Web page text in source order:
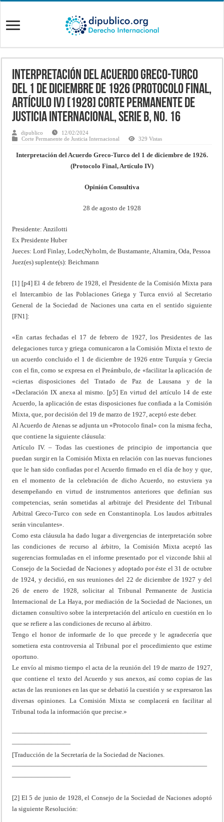
Interpretación del Acuerdo Greco-Turco
del 1 de diciembre de 1926 (Protocolo Final,
Artículo IV) [1928] Corte Permanente de
Justicia Internacional, Serie B, No. 16
dipublico
12/02/2024
Corte Permanente de Justicia Internacional
329 Vistas
Interpretación del Acuerdo Greco-Turco del 1 de diciembre de 1926.
(Protocolo Final, Artículo IV)
Opinión Consultiva
28 de agosto de 1928
Presidente: Anzilotti
Ex Presidente Huber
Jueces: Lord Finlay, Loder,Nyholm, de Bustamante, Altamira, Oda, Pessoa
Juez(es) suplente(s): Beichmann
[1] [p4] El 4 de febrero de 1928, el Presidente de la Comisión Mixta para
el Intercambio de las Poblaciones Griega y Turca envió al Secretario
General de la Sociedad de Naciones una carta en el sentido siguiente
[FN1]:
«En cartas fechadas el 17 de febrero de 1927, los Presidentes de las
delegaciones turca y griega comunicaron a la Comisión Mixta el texto de
un acuerdo concluido el 1 de diciembre de 1926 entre Turquía y Grecia
con el fin, como se expresa en el Preámbulo, de «facilitar la aplicación de
«ciertas disposiciones del Tratado de Paz de Lausana y de la
«Declaración IX anexa al mismo. [p5] En virtud del artículo 14 de este
Acuerdo, la aplicación de estas disposiciones fue confiada a la Comisión
Mixta, que, por decisión del 19 de marzo de 1927, aceptó este deber.
Al Acuerdo de Atenas se adjunta un «Protocolo final» con la misma fecha,
que contiene la siguiente cláusula:
Artículo IV. – Todas las cuestiones de principio de importancia que
puedan surgir en la Comisión Mixta en relación con las nuevas funciones
que le han sido confiadas por el Acuerdo firmado en el día de hoy y que,
en el momento de la celebración de dicho Acuerdo, no estuviera ya
desempeñando en virtud de instrumentos anteriores que definían sus
competencias, serán sometidas al arbitraje del Presidente del Tribunal
Arbitral Greco-Turco con sede en Constantinopla. Los laudos arbitrales
serán vinculantes».
Como esta cláusula ha dado lugar a divergencias de interpretación sobre
las condiciones de recurso al árbitro, la Comisión Mixta aceptó las
sugerencias formuladas en el informe presentado por el vizconde Ishii al
Consejo de la Sociedad de Naciones y adoptado por éste el 31 de octubre
de 1924, y decidió, en sus reuniones del 22 de diciembre de 1927 y del
26 de enero de 1928, solicitar al Tribunal Permanente de Justicia
Internacional de La Haya, por mediación de la Sociedad de Naciones, un
dictamen consultivo sobre la interpretación del artículo en cuestión en lo
que se refiere a las condiciones de recurso al árbitro.
Tengo el honor de informarle de lo que precede y le agradecería que
sometiera esta controversia al Tribunal por el procedimiento que estime
oportuno.
Le envío al mismo tiempo el acta de la reunión del 19 de marzo de 1927,
que contiene el texto del Acuerdo y sus anexos, así como copias de las
actas de las reuniones en las que se debatió la cuestión y se expresaron las
diversas opiniones. La Comisión Mixta se complacerá en facilitar al
Tribunal toda la información que precise.»
——————————————————————————————
—————————
[Traducción de la Secretaría de la Sociedad de Naciones.
——————————————————————————————
—————————
[2] El 5 de junio de 1928, el Consejo de la Sociedad de Naciones adoptó
la siguiente Resolución: